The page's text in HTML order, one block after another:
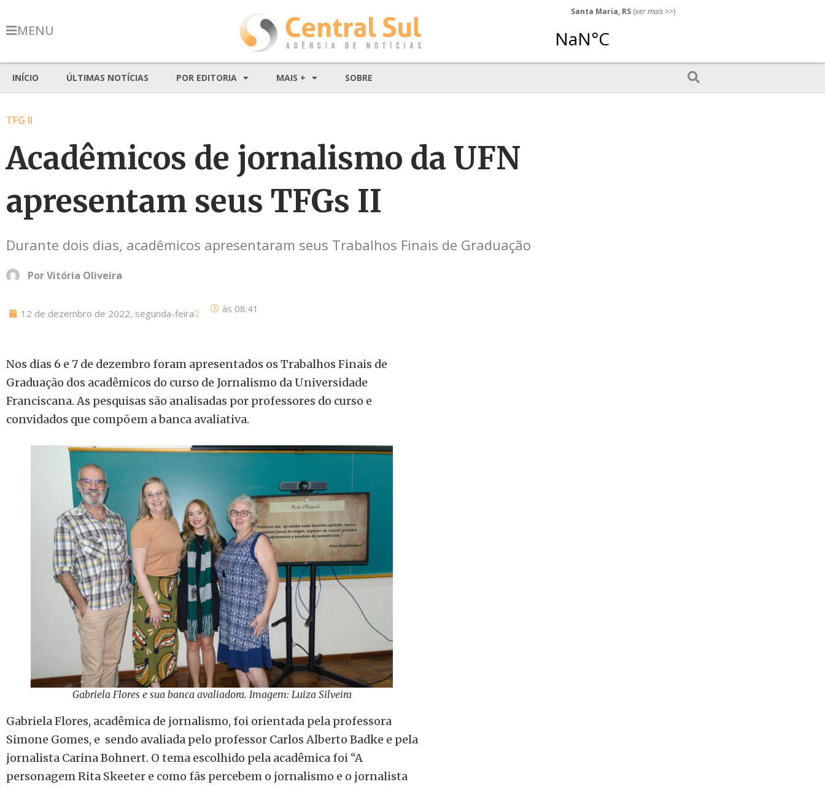
MENU
Santa Maria, RS (ver mais >>)
INÍCIO ÚLTIMAS NOTÍCIAS POR EDITORIA MAIS + SOBRE
TFG II
Acadêmicos de jornalismo da UFN
apresentam seus TFGs II
Durante dois dias, acadêmicos apresentaram seus Trabalhos Finais de Graduação
PorVitória Oliveira
12 de dezembro de 2022, segunda-feira às 08:41
Nos dias 6 e 7 de dezembro foram apresentados os Trabalhos Finais de
Graduação dos acadêmicos do curso de Jornalismo da Universidade
Franciscana. As pesquisas são analisadas por professores do curso e
convidados que compõem a banca avaliativa.
Gabriela Flores e sua banca avaliadora. Imagem: Luiza Silveira
Gabriela Flores, acadêmica de jornalismo, foi orientada pela professora
Simone Gomes, e sendo avaliada pelo professor Carlos Alberto Badke e pela
jornalista Carina Bohnert. O tema escolhido pela acadêmica foi “A
personagem Rita Skeeter e como fãs percebem o jornalismo e o jornalista